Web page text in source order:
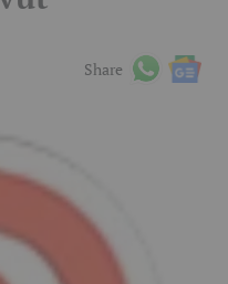
Share